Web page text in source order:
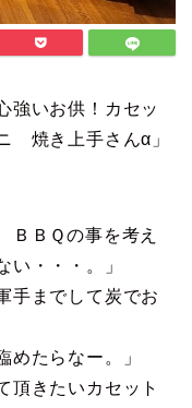
強いお供！カセッ
焼き上手さんα」
ＢＢＱの事を考え
い・・・。」
手までして炭でお
めたらなー。」
頂きたいカセット